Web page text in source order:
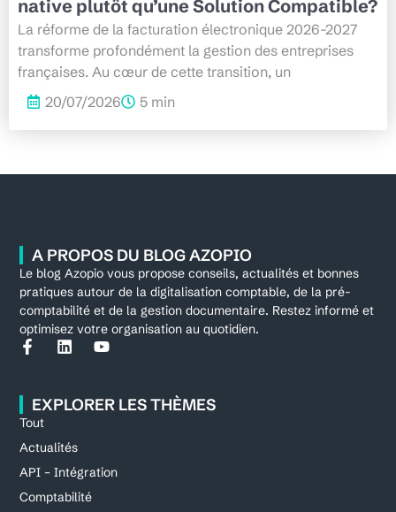
native plutôt qu’une Solution Compatible?
La réforme de la facturation électronique 2026-2027
transforme profondément la gestion des entreprises
françaises. Au cœur de cette transition, un
20/07/2026
5 min
A PROPOS DU BLOG AZOPIO
Le blog Azopio vous propose conseils, actualités et bonnes
pratiques autour de la digitalisation comptable, de la pré-
comptabilité et de la gestion documentaire. Restez informé et
optimisez votre organisation au quotidien.
EXPLORER LES THÈMES
Tout
Actualités
API – Intégration
Comptabilité